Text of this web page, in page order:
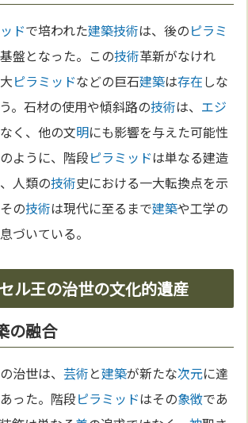
ドで培われた建築技術は、後のピラミ
盤となった。この技術革新がなけれ
ピラミッドなどの巨石建築は存在しな
。石材の使用や傾斜路の技術は、 エジ
く、他の文明にも影響を与えた可能性
ように、階段ピラミッドは単なる建造
人類の技術史における一大転換点を示
の技術は現代に至るまで建築や工学の
づいている。
ル王の治世の文化的遺産
の融合
治世は、芸術と建築が新たな次元に達
った。階段ピラミッドはその象徴であ